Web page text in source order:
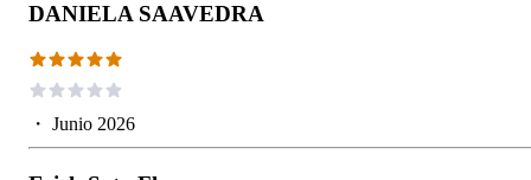
DANIELA SAAVEDRA
・ Junio 2026